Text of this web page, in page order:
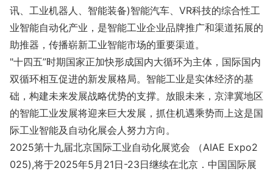
讯、工业机器人、智能装备)智能汽车、VR科技的综合性工
业智能自动化产业，是智能工业企业品牌推广和渠道拓展的
助推器，传播崭新工业智能市场的重要渠道。
"十四五”时期国家正加快形成国内大循环为主体，国际国内
双循环相互促进的新发展格局。智能工业是实体经济的基
础，构建未来发展战略优势的支撑。放眼未来，京津冀地区
的智能工业发展将迎来巨大发展，抓住机遇乘势而上这是国
际工业智能及自动化展会人努力方向。
2025第十九届北京国际工业自动化展览会 （AIAE Expo2
025),将于2025年5月21日-23日继续在北京．中国国际展